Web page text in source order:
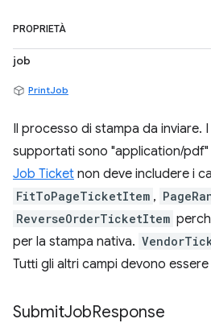
PROPRIETÀ
job
PrintJob
Il processo di stampa da inviare.
supportati sono "application/pdf"
Job Ticket non deve includere i
FitToPageTicketItem ,
ReverseOrderTicketItem
per la stampa nativa.
Tutti gli altri campi devono
SubmitJobResponse